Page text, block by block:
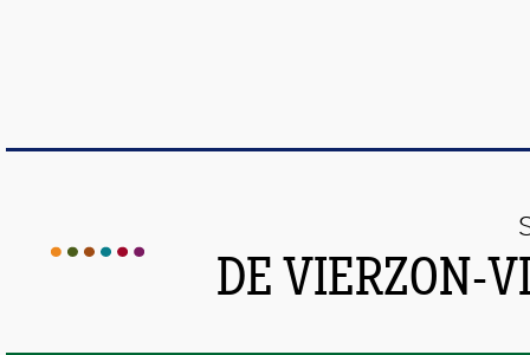
DE VIERZON-